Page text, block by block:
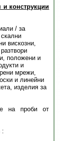
и конструкции
/ за
вискозни,
положени и
и
мрежи,
и линейни
изделия за
на проби от
: